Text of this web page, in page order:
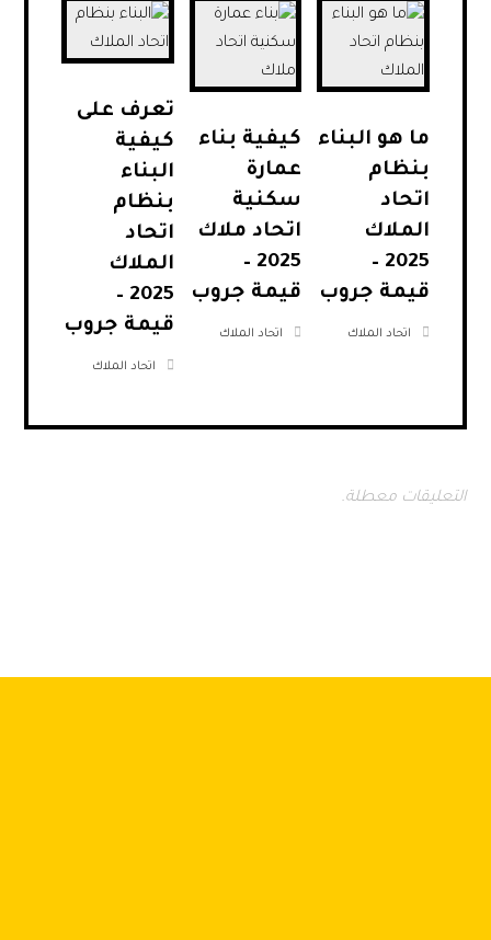
ما هو البناء
بنظام
اتحاد
الملاك
2025 –
قيمة جروب
اتحاد الملاك
كيفية بناء
عمارة
سكنية
اتحاد ملاك
2025 –
قيمة جروب
اتحاد الملاك
تعرف على
كيفية
البناء
بنظام
اتحاد
الملاك
2025 –
قيمة جروب
اتحاد الملاك
التعليقات معطلة.